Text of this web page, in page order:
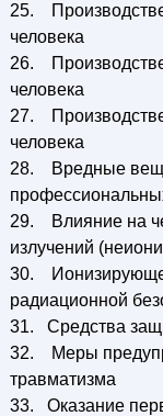
25.
человека
26.
человека
27.
человека
28. Вредные
29. Влияние на
излучений
30.
радиационной
31. Средства
32. Меры
травматизма
33. Оказание